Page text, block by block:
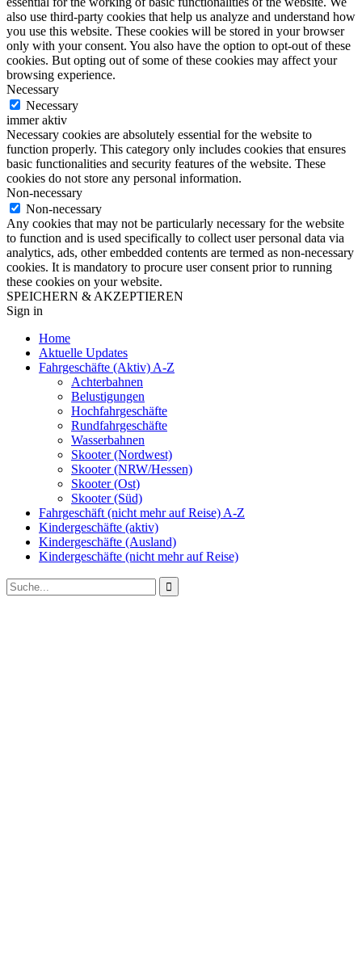
also use third-party cookies that help us analyze and understand how
you use this website. These cookies will be stored in your browser
only with your consent. You also have the option to opt-out of these
cookies. But opting out of some of these cookies may affect your
browsing experience.
Necessary
Necessary
immer aktiv
Necessary cookies are absolutely essential for the website to
function properly. This category only includes cookies that ensures
basic functionalities and security features of the website. These
cookies do not store any personal information.
Non-necessary
Non-necessary
Any cookies that may not be particularly necessary for the website
to function and is used specifically to collect user personal data via
analytics, ads, other embedded contents are termed as non-necessary
cookies. It is mandatory to procure user consent prior to running
these cookies on your website.
SPEICHERN & AKZEPTIEREN
Sign in
Home
Aktuelle Updates
Fahrgeschäfte (Aktiv) A-Z
Achterbahnen
Belustigungen
Hochfahrgeschäfte
Rundfahrgeschäfte
Wasserbahnen
Skooter (Nordwest)
Skooter (NRW/Hessen)
Skooter (Ost)
Skooter (Süd)
Fahrgeschäft (nicht mehr auf Reise) A-Z
Kindergeschäfte (aktiv)
Kindergeschäfte (Ausland)
Kindergeschäfte (nicht mehr auf Reise)